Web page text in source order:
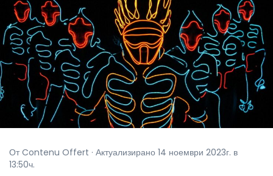
От Contenu Offert · Актуализирано 14 ноември 2023г. в
13:50ч.